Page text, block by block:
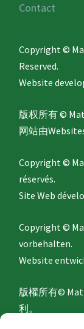
Contact
Copyright ©
Reserved.
Website
版权所有 ©
网站由
Copyright ©
réservés.
Site Web
Copyright ©
vorbehalten.
Website
版權所有©
利。